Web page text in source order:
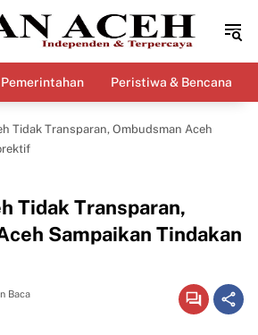
Peristiwa & Bencana
Tidak Transparan, Ombudsman Aceh
Tidak Transparan,
Sampaikan Tindakan
Baca